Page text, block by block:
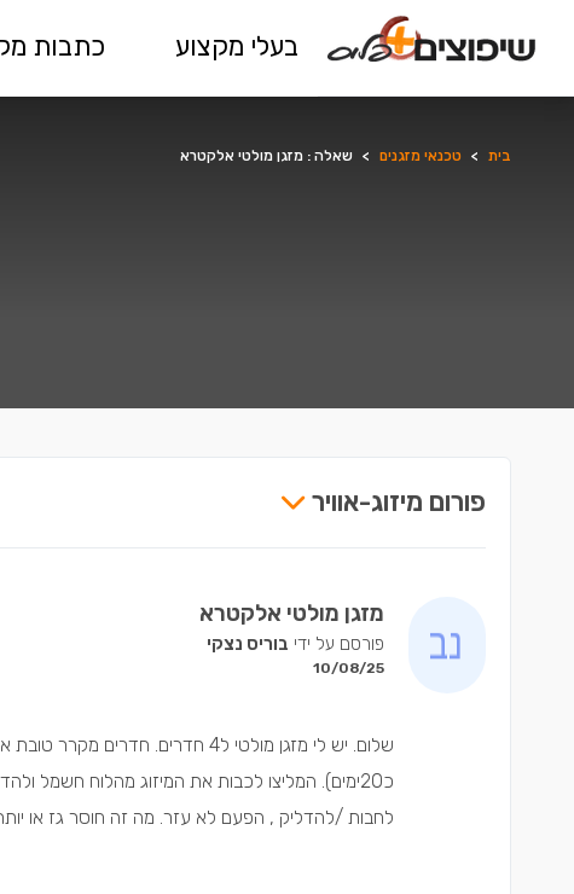
בעלי מקצוע כתבות
בית > טכנאי מזגנים > שאלה : מזגן מולטי אלקטרא
פורום מיזוג-אוויר
מזגן מולטי אלקטרא
פורסם על ידי בוריס נצקי
10/08/25
שלום. יש לי מזגן מולטי ל4
לחבות /להדליק , הפעם לא עזר. מה זה חוסר גז או